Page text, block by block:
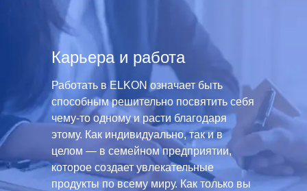
Карьера и работа
Работать в ELKON означает быть
способным решительно посвятить себя
чему-то одному и расти благодаря
этому. Как индивидуально, так и в
целом — в семейном предприятии,
которое создает увлекательные
продукты по всему миру. Как только вы